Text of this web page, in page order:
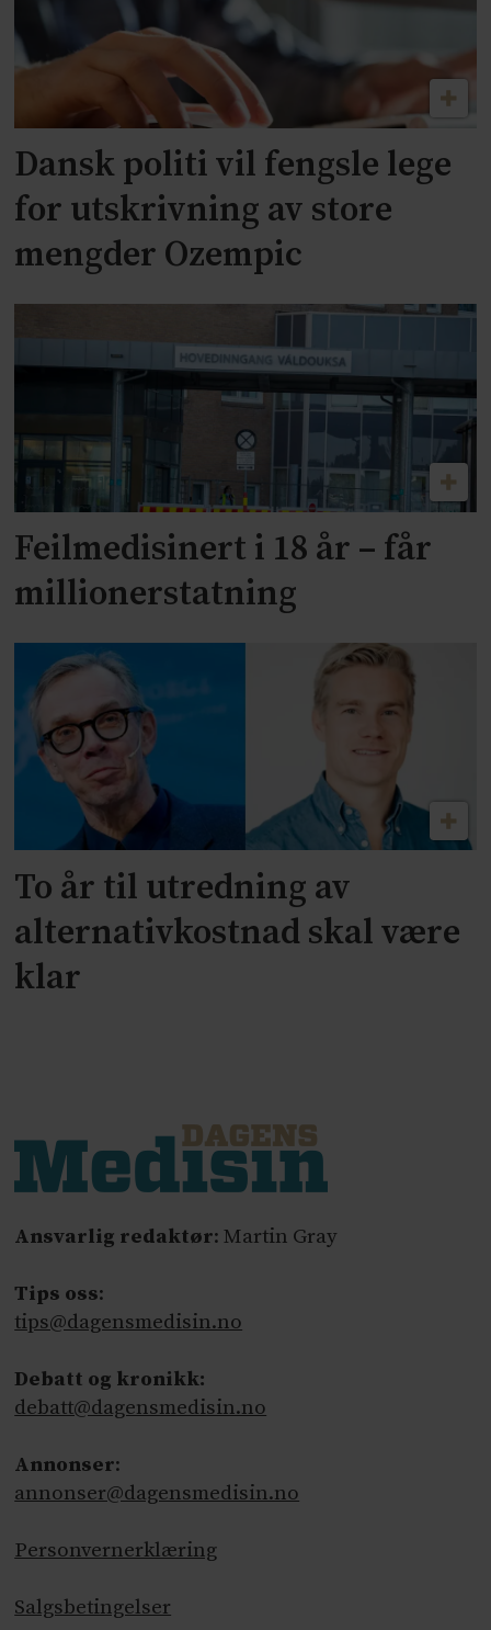
Dansk politi vil fengsle lege
for utskrivning av store
mengder Ozempic
Feilmedisinert i 18 år – får
millionerstatning
To år til utredning av
alternativkostnad skal være
klar
Ansvarlig redaktør: Martin Gray
Tips oss:
tips@dagensmedisin.no
Debatt og kronikk:
debatt@dagensmedisin.no
Annonser:
annonser@dagensmedisin.no
Personvernerklæring
Salgsbetingelser